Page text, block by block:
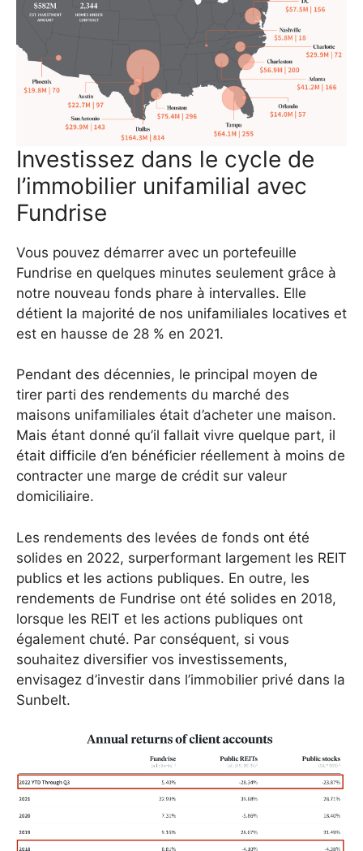
Investissez dans le cycle de
l’immobilier unifamilial avec
Fundrise
Vous pouvez démarrer avec un portefeuille
Fundrise en quelques minutes seulement grâce à
notre nouveau fonds phare à intervalles. Elle
détient la majorité de nos unifamiliales locatives et
est en hausse de 28 % en 2021.
Pendant des décennies, le principal moyen de
tirer parti des rendements du marché des
maisons unifamiliales était d’acheter une maison.
Mais étant donné qu’il fallait vivre quelque part, il
était difficile d’en bénéficier réellement à moins de
contracter une marge de crédit sur valeur
domiciliaire.
Les rendements des levées de fonds ont été
solides en 2022, surperformant largement les REIT
publics et les actions publiques. En outre, les
rendements de Fundrise ont été solides en 2018,
lorsque les REIT et les actions publiques ont
également chuté. Par conséquent, si vous
souhaitez diversifier vos investissements,
envisagez d’investir dans l’immobilier privé dans la
Sunbelt.